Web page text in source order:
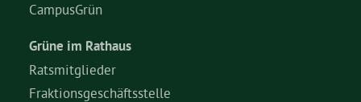
CampusGrün
Grüne im Rathaus
Ratsmitglieder
Fraktionsgeschäftsstelle